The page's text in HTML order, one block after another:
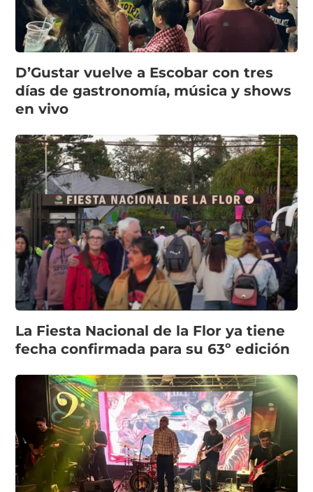
D’Gustar vuelve a Escobar con tres
días de gastronomía, música y shows
en vivo
La Fiesta Nacional de la Flor ya tiene
fecha confirmada para su 63º edición